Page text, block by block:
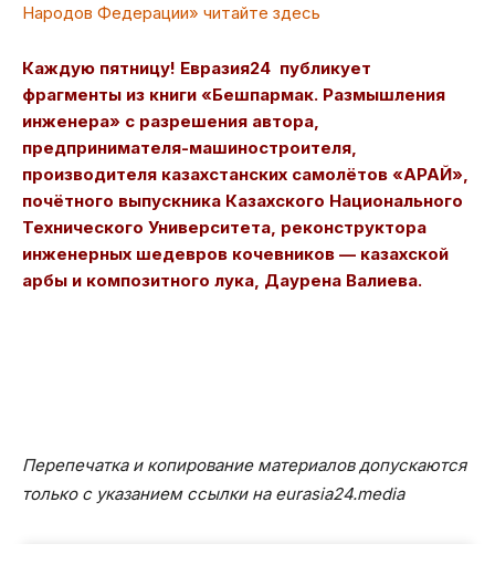
Народов Федерации» читайте здесь
Каждую пятницу! Евразия24 публикует
фрагменты из книги «Бешпармак. Размышления
инженера» с разрешения автора,
предпринимателя-машиностроителя,
производителя казахстанских самолётов «АРАЙ»,
почётного выпускника Казахского Национального
Технического Университета, реконструктора
инженерных шедевров кочевников — казахской
арбы и композитного лука, Даурена Валиева.
Перепечатка и копирование материалов допускаются
только с указанием ссылки на eurasia24.media